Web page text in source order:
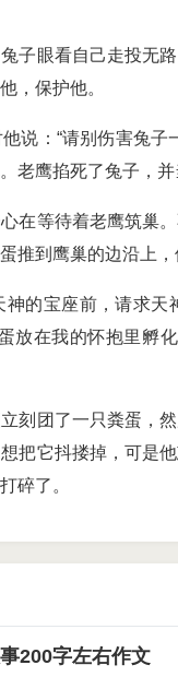
子眼看自己走投无
，保护他。
说：“请别伤害兔
老鹰掐死了兔子，
在等待着老鹰筑巢
推到鹰巢的边沿上，
的宝座前，请求
放在我的怀抱里孵
刻团了一只粪蛋，
把它抖搂掉，可是
碎了。
200字左右作文